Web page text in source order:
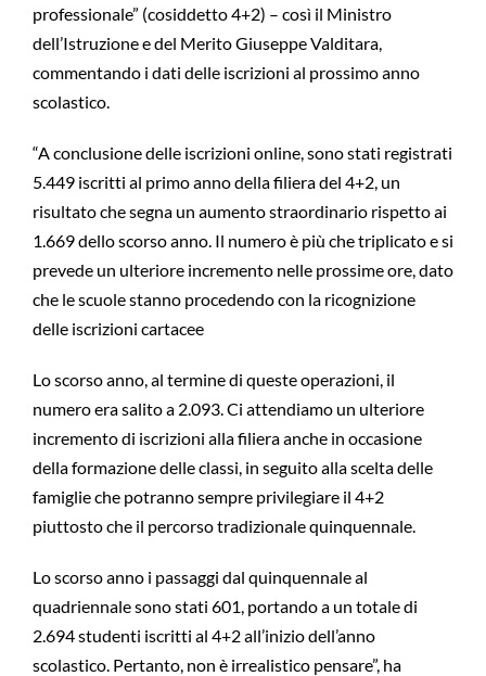
professionale” (cosiddetto 4+2) – così il Ministro
dell’Istruzione e del Merito Giuseppe Valditara,
commentando i dati delle iscrizioni al prossimo anno
scolastico.
“A conclusione delle iscrizioni online, sono stati registrati
5.449 iscritti al primo anno della filiera del 4+2, un
risultato che segna un aumento straordinario rispetto ai
1.669 dello scorso anno. Il numero è più che triplicato e si
prevede un ulteriore incremento nelle prossime ore, dato
che le scuole stanno procedendo con la ricognizione
delle iscrizioni cartacee
Lo scorso anno, al termine di queste operazioni, il
numero era salito a 2.093. Ci attendiamo un ulteriore
incremento di iscrizioni alla filiera anche in occasione
della formazione delle classi, in seguito alla scelta delle
famiglie che potranno sempre privilegiare il 4+2
piuttosto che il percorso tradizionale quinquennale.
Lo scorso anno i passaggi dal quinquennale al
quadriennale sono stati 601, portando a un totale di
2.694 studenti iscritti al 4+2 all’inizio dell’anno
scolastico. Pertanto, non è irrealistico pensare”, ha